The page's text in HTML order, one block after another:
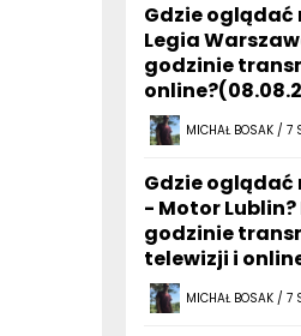
Gdzie oglądać
Legia
godzinie
MICHAŁ BOSAK / 7
Gdzie oglądać
- Motor
godzinie
telewizji i
MICHAŁ BOSAK / 7